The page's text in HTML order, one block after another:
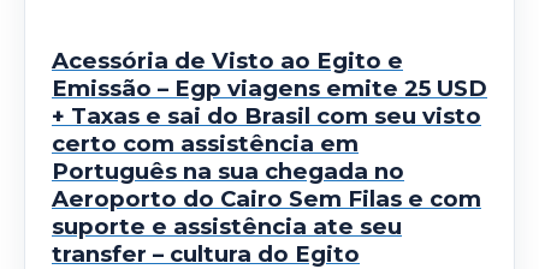
Acessória de Visto ao Egito e
Emissão – Egp viagens emite 25 USD
+ Taxas e sai do Brasil com seu visto
certo com assistência em
Português na sua chegada no
Aeroporto do Cairo Sem Filas e com
suporte e assistência ate seu
transfer – cultura do Egito